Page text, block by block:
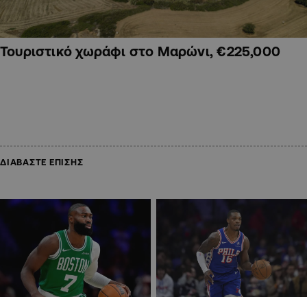
Τουριστικό χωράφι στο Μαρώνι, €225,000
ΔΙΑΒΑΣΤΕ ΕΠΙΣΗΣ